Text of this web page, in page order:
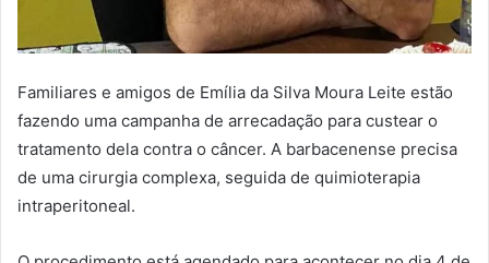
Familiares e amigos de Emília da Silva Moura Leite estão
fazendo uma campanha de arrecadação para custear o
tratamento dela contra o câncer. A barbacenense precisa
de uma cirurgia complexa, seguida de quimioterapia
intraperitoneal.